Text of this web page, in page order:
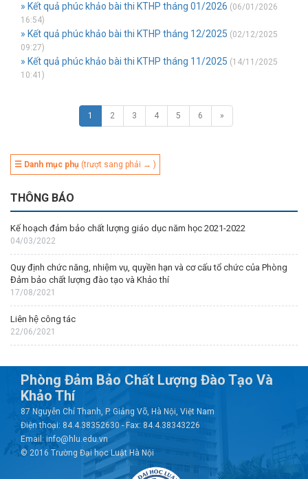
» Kết quả phúc khảo bài thi KTHP tháng 01/2026 (06/01/2026
16:54)
» Kết quả phúc khảo bài thi KTHP tháng 12/2025 (02/12/2025
09:27)
» Kết quả phúc khảo bài thi KTHP tháng 11/2025 (14/11/2025
10:41)
1 2 3 4 5 6 »
☰ Danh mục phụ (trượt sang phải → )
THÔNG BÁO
Kế hoạch đảm bảo chất lượng giáo dục năm học 2021-2022
04/03/2022
Quy định chức năng, nhiệm vụ, quyền hạn và cơ cấu tổ chức của Phòng
Đảm bảo chất lượng đào tạo và Khảo thí
17/08/2021
Liên hệ công tác
22/06/2021
Phòng Đảm Bảo Chất Lượng Đào Tạo Và
Khảo Thí
87 Nguyễn Chí Thanh, P. Giảng Võ, Hà Nội, Việt Nam
Điện thoại: 84.4.38352630 - Fax: 84.4.38343226
Email: info@hlu.edu.vn
© 2016 Trường Đại học Luật Hà Nội